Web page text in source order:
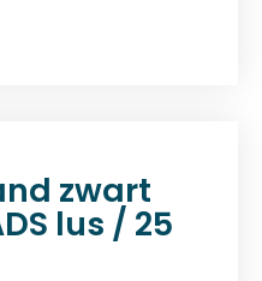
zwart
lus / 25